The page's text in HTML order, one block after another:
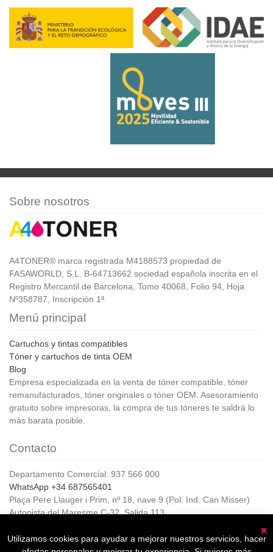
Sobre nosotros
A4TONER® marca registrada M4188573 propiedad de
FASAWORLD, S.L. B-64713662 sociedad española inscrita en el
Registro Mercantil de Barcelona, Tomo 40068, Folio 94, Hoja
Nº358787, Inscripción 1ª
Menú principal
Cartuchos y tintas compatibles
Tóner y cartuchos de tinta OEM
Blog
Empresa especializada en la venta de tóner compatible, tóner
remanufacturados, tóner originales o tóner OEM. Asesoramiento
gratuito sobre impresoras, la compra de tus tóneres te saldrá lo
más barata posible.
Contacto
Departamento Comercial: 937 566 000
WhatsApp +34 687565401
Plaça Pere Llauger i Prim, nº 18, nave 9 (Pol. Ind. Can Misser)
Autopista del Maresme C-32, Salida 113
Horario de Atención al cliente:
Utilizamos cookies para ayudar a mejorar nuestros servicios, hacer